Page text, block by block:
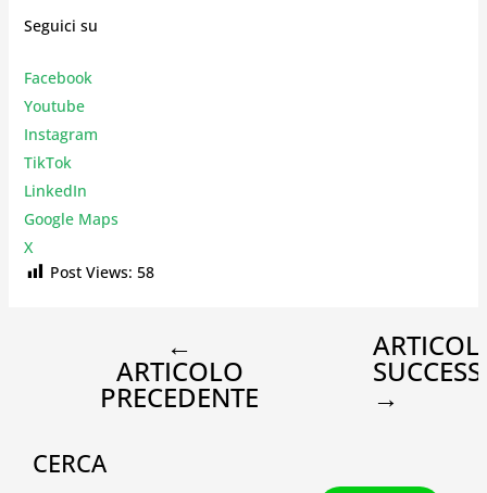
Seguici su
Facebook
Youtube
Instagram
TikTok
LinkedIn
Google Maps
X
Post Views: 58
←
ARTICOLO
PRECEDENTE →
CERCA